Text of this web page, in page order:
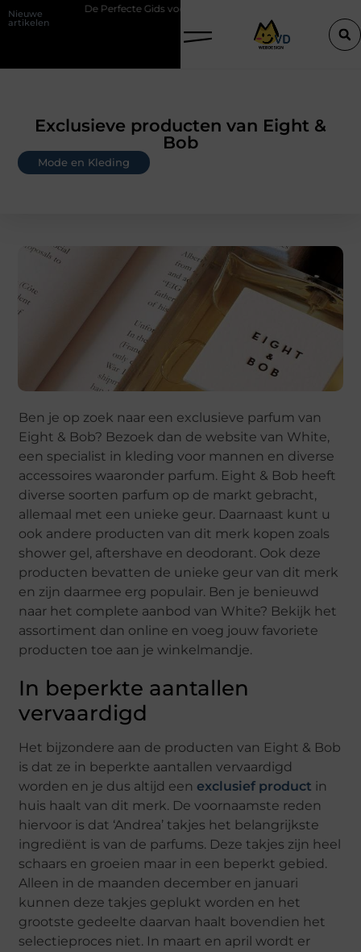
Nieuwe
artikelen
Perfecte Gids voor Vloerbedekking in Purmerend
Exclusieve producten van Eight &
Bob
Mode en Kleding
Ben je op zoek naar een exclusieve parfum van
Eight & Bob? Bezoek dan de website van White,
een specialist in kleding voor mannen en diverse
accessoires waaronder parfum. Eight & Bob heeft
diverse soorten parfum op de markt gebracht,
allemaal met een unieke geur. Daarnaast kunt u
ook andere producten van dit merk kopen zoals
shower gel, aftershave en deodorant. Ook deze
producten bevatten de unieke geur van dit merk
en zijn daarmee erg populair. Ben je benieuwd
naar het complete aanbod van White? Bekijk het
assortiment dan online en voeg jouw favoriete
producten toe aan je winkelmandje.
In beperkte aantallen
vervaardigd
Het bijzondere aan de producten van Eight & Bob
is dat ze in beperkte aantallen vervaardigd
worden en je dus altijd eenexclusief product in
huis haalt van dit merk. De voornaamste reden
hiervoor is dat ‘Andrea’ takjes het belangrijkste
ingrediënt is van de parfums. Deze takjes zijn heel
schaars en groeien maar in een beperkt gebied.
Alleen in de maanden december en januari
kunnen deze takjes geplukt worden en het
grootste gedeelte daarvan haalt bovendien het
selectieproces niet. In maart en april wordt er